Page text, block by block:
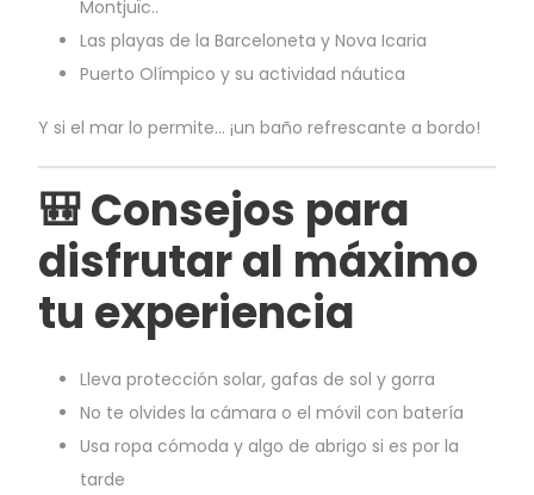
Montjuïc..
Las playas de la Barceloneta y Nova Icaria
Puerto Olímpico y su actividad náutica
Y si el mar lo permite… ¡un baño refrescante a bordo!
🎒 Consejos para
disfrutar al máximo
tu experiencia
Lleva protección solar, gafas de sol y gorra
No te olvides la cámara o el móvil con batería
Usa ropa cómoda y algo de abrigo si es por la
tarde